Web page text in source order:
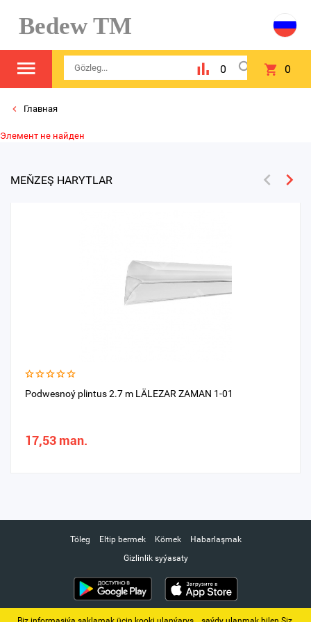
Bedew TM
0 0
Главная
Элемент не найден
MEŇZEŞ HARYTLAR
Podwesnoý plintus 2.7 m LÄLEZAR ZAMAN 1-01
17,53 man.
Töleg Eltip bermek Kömek
Habarlaşmak
Gizlinlik syýasaty